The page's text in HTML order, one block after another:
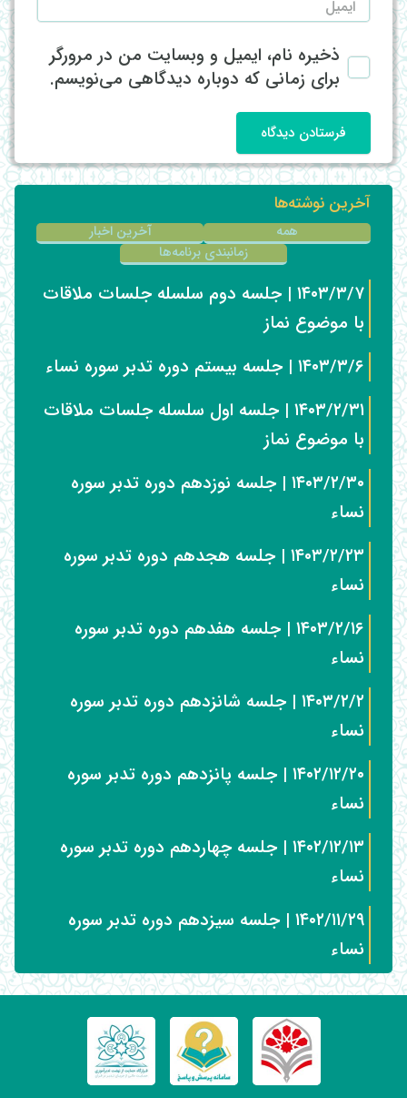
ذخیره نام، ایمیل و وبسایت من در مرورگر
برای زمانی که دوباره دیدگاهی می‌نویسم.
فرستادن دیدگاه
آخرین نوشته‌ها
همه
آخرین اخبار
زمانبندی برنامه‌ها
۱۴۰۳/۳/۷ | جلسه دوم سلسله جلسات ملاقات
با موضوع نماز
۱۴۰۳/۳/۶ | جلسه بیستم دوره تدبر سوره نساء
۱۴۰۳/۲/۳۱ | جلسه اول سلسله جلسات ملاقات
با موضوع نماز
۱۴۰۳/۲/۳۰ | جلسه نوزدهم دوره تدبر سوره
نساء
۱۴۰۳/۲/۲۳ | جلسه هجدهم دوره تدبر سوره
نساء
۱۴۰۳/۲/۱۶ | جلسه هفدهم دوره تدبر سوره
نساء
۱۴۰۳/۲/۲ | جلسه شانزدهم دوره تدبر سوره
نساء
۱۴۰۲/۱۲/۲۰ | جلسه پانزدهم دوره تدبر سوره
نساء
۱۴۰۲/۱۲/۱۳ | جلسه چهاردهم دوره تدبر سوره
نساء
۱۴۰۲/۱۱/۲۹ | جلسه سیزدهم دوره تدبر سوره
نساء